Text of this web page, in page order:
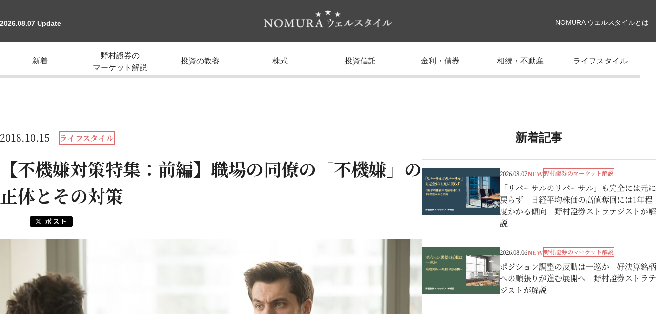
2026.08.07 Update NOMURA ウェルスタイルとは
新着
野村證券の
マーケット解説
投資の教養 株式 投資信託 金利・債券 相続・不動産 ライフスタイル
2018.10.15 ライフスタイル
【不機嫌対策特集：前編】職場の同僚の「不機嫌」の
正体とその対策
新着記事
2026.08.07NEW野村證券のマーケット解説
「リバーサルのリバーサル」も完全には元に
戻らず 日経平均株価の高値奪回には1年程
度かかる傾向 野村證券ストラテジストが解
説
2026.08.06NEW野村證券のマーケット解説
ポジション調整の反動は一巡か 好決算銘柄
への順張りが進む展開へ 野村證券ストラテ
ジストが解説